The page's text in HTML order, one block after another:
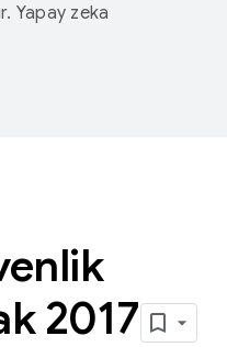
Yapay zeka
2017